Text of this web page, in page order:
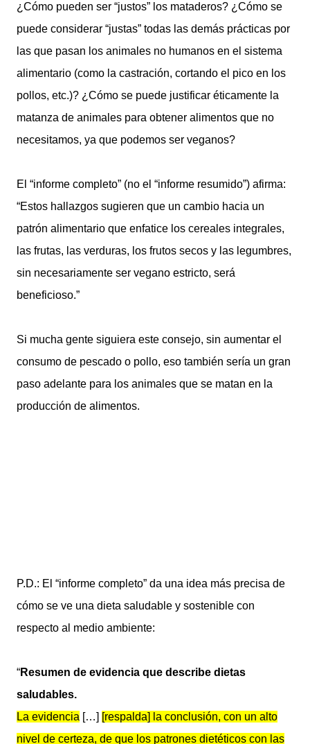
¿Cómo pueden ser “justos” los mataderos? ¿Cómo se
puede considerar “justas” todas las demás prácticas por
las que pasan los animales no humanos en el sistema
alimentario (como la castración, cortando el pico en los
pollos, etc.)? ¿Cómo se puede justificar éticamente la
matanza de animales para obtener alimentos que no
necesitamos, ya que podemos ser veganos?
El “informe completo” (no el “informe resumido”) afirma:
“Estos hallazgos sugieren que un cambio hacia un
patrón alimentario que enfatice los cereales integrales,
las frutas, las verduras, los frutos secos y las legumbres,
sin necesariamente ser vegano estricto, será
beneficioso.”
Si mucha gente siguiera este consejo, sin aumentar el
consumo de pescado o pollo, eso también sería un gran
paso adelante para los animales que se matan en la
producción de alimentos.
P.D.: El “informe completo” da una idea más precisa de
cómo se ve una dieta saludable y sostenible con
respecto al medio ambiente:
“Resumen de evidencia que describe dietas
saludables.
La evidencia […] [respalda] la conclusión, con un alto
nivel de certeza, de que los patrones dietéticos con las